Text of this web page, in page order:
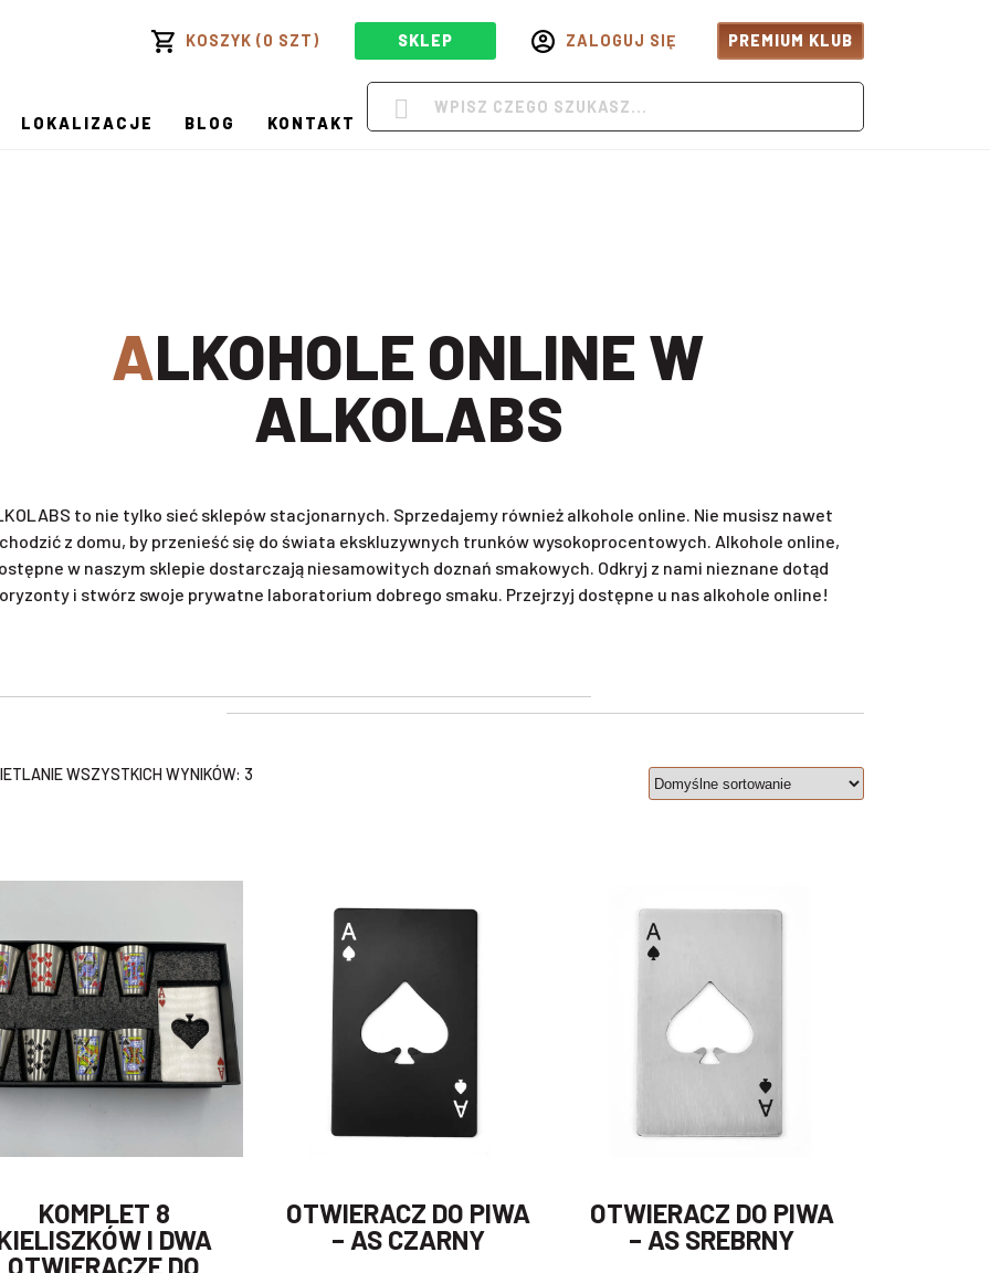
KOSZYK (0 SZT) SKLEP ZALOGUJ SIĘ PREMIUM KLUB
LOKALIZACJE BLOG KONTAKT
ALKOHOLE ONLINE W
ALKOLABS
to nie tylko sieć sklepów stacjonarnych. Sprzedajemy również alkohole online. Nie musisz nawet
z domu, by przenieść się do świata ekskluzywnych trunków wysokoprocentowych. Alkohole online,
w naszym sklepie dostarczają niesamowitych doznań smakowych. Odkryj z nami nieznane dotąd
i stwórz swoje prywatne laboratorium dobrego smaku. Przejrzyj dostępne u nas alkohole online!
WSZYSTKICH WYNIKÓW: 3
KOMPLET 8
I DWA
OTWIERACZE DO
OTWIERACZ DO PIWA
– AS CZARNY
OTWIERACZ DO PIWA
– AS SREBRNY